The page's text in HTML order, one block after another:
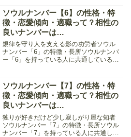
徳川八代目将軍・徳川...
ソウルナンバー【6】の性格・特
徴・恋愛傾向・適職って？相性の
良いナンバーは…
規律を守り人を支える影の功労者ソウル
ナンバー「6」の特徴・長所ソウルナンバ
ー「6」を持っている人に共通しているの
に接する・空気が読める・共感性が高
い・ルールやマナーを...
ソウルナンバー【7】の性格・特
徴・恋愛傾向・適職って？相性の
良いナンバーは…
独りが好きだけど少し寂しがり屋な知者
ソウルナンバー「7」の特徴・長所ソウル
ナンバー「7」を持っている人に共通して